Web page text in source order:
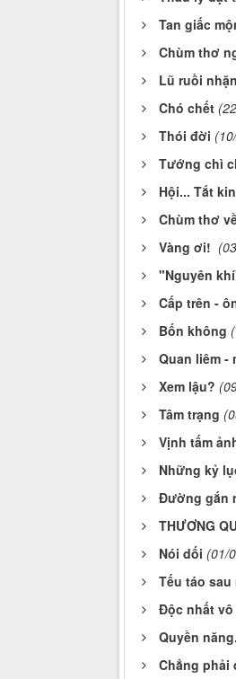
Tan giấc
Chùm thơ
Lũ ruồi
Chó chết
Thói đời
Tướng chì
Hội... Tắt
Chùm thơ
Vàng ơi!
"Nguyên
Cấp trên -
Bốn không
Quan liêm -
Xem lậu?
Tâm trạng
Vịnh tấm
Những kỷ
Đường gắn
THƯƠNG
Nói dối (01/
Tếu táo
Độc nhất vô
Quyền
Chẳng phải